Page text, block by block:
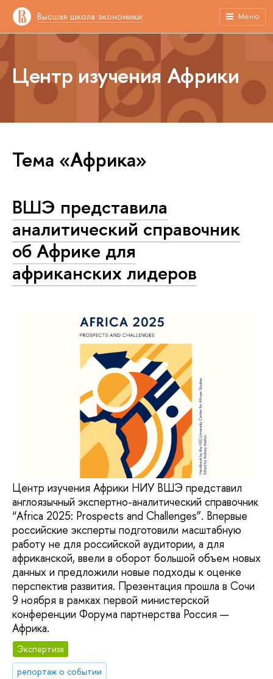
Высшая школа экономики Меню
Центр изучения Африки
Тема «Африка»
ВШЭ представила
аналитический справочник
об Африке для
африканских лидеров
Центр изучения Африки НИУ ВШЭ представил
англоязычный экспертно-аналитический справочник
“Africa 2025: Prospects and Challenges”. Впервые
российские эксперты подготовили масштабную
работу не для российской аудитории, а для
африканской, ввели в оборот большой объем новых
данных и предложили новые подходы к оценке
перспектив развития. Презентация прошла в Сочи
9 ноября в рамках первой министерской
конференции Форума партнерства Россия —
Африка.
Экспертиза
репортаж о событии